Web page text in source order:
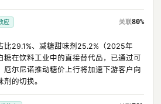
应
80%
比29.1%、减糖甜味剂25.2%（2025年
糖在饮料工业中的直接替代品，已通过可
厄尔尼诺推动糖价上行将加速下游客户向
的切换。